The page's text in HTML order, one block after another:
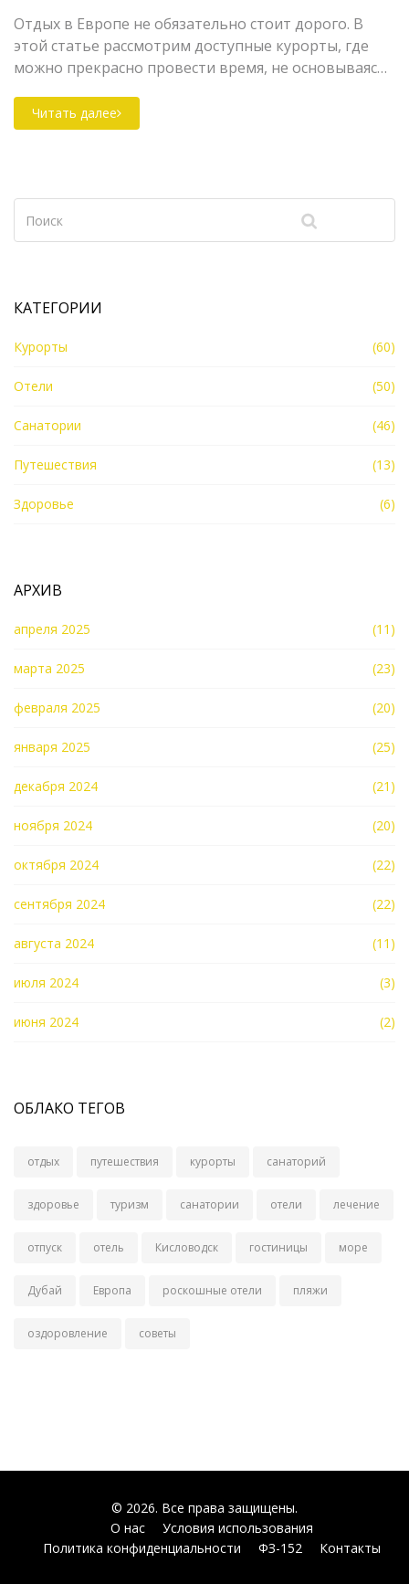
Отдых в Европе не обязательно стоит дорого. В
этой статье рассмотрим доступные курорты, где
можно прекрасно провести время, не основываясь
направлениях. Узнайте о скрытых жемчужинах
Европы, которые предлагают незабываемые
Читать далее
КАТЕГОРИИ
Курорты (60)
Отели (50)
Санатории (46)
Путешествия (13)
Здоровье (6)
АРХИВ
апреля 2025 (11)
марта 2025 (23)
февраля 2025 (20)
января 2025 (25)
декабря 2024 (21)
ноября 2024 (20)
октября 2024 (22)
сентября 2024 (22)
августа 2024 (11)
июля 2024 (3)
июня 2024 (2)
ОБЛАКО ТЕГОВ
отдых путешествия курорты санаторий
здоровье туризм санатории отели лечение
отпуск отель Кисловодск гостиницы море
Дубай Европа роскошные отели пляжи
оздоровление советы
© 2026. Все права защищены.
О нас
Условия использования
Политика конфиденциальности
ФЗ-152 Контакты